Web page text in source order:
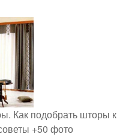
Как подобрать шторы к
+50 фото